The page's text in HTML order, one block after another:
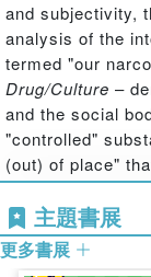
and subjectivity,
analysis of the
termed "our
Drug/Culture –
and the social
"controlled"
(out) of place"
landscape, the
critique of the
proposing in its
drug dependence
主題書展
更多書展